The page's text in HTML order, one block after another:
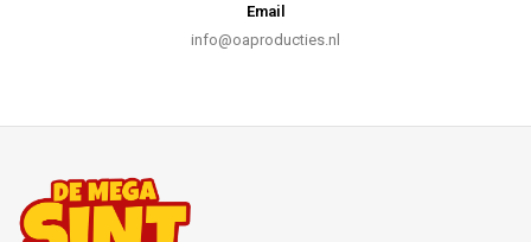
Email
info@oaproducties.nl